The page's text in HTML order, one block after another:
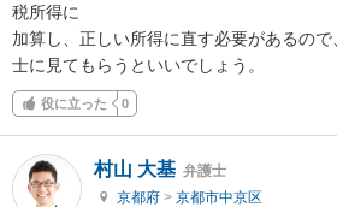
税所得に
加算し、正しい所得に直す必要があるの
士に見てもらうといいでしょう。
役に立った 0
村山 大基 弁護士
京都府 > 京都市中京区